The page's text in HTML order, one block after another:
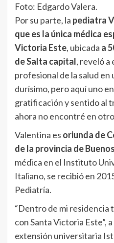
Foto: Edgardo Valera.
Por su parte, la pediatra
que es la única médica
Victoria Este, ubicada a
de Salta capital, reveló a
profesional de la salud
durísimo, pero aquí uno
gratificación y sentido al
ahora no encontré en otro
Valentina es oriunda de
de la provincia de
médica en el Instituto
Italiano, se recibió en
Pediatría.
“Dentro de mi
con Santa Victoria Este”,
extensión universitaria